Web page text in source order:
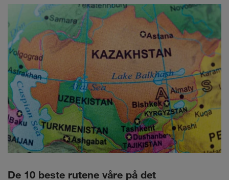
De 10 beste rutene våre på det